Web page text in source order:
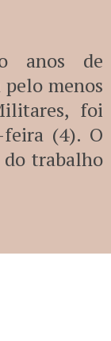
anos de
menos
foi
(4). O
do trabalho